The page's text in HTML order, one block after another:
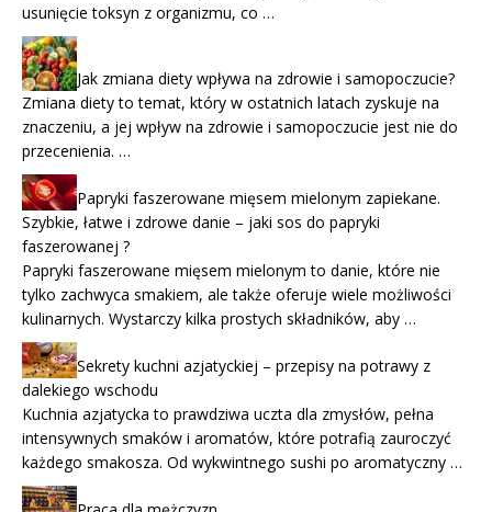
usunięcie toksyn z organizmu, co …
Jak zmiana diety wpływa na zdrowie i samopoczucie?
Zmiana diety to temat, który w ostatnich latach zyskuje na
znaczeniu, a jej wpływ na zdrowie i samopoczucie jest nie do
przecenienia. …
Papryki faszerowane mięsem mielonym zapiekane.
Szybkie, łatwe i zdrowe danie – jaki sos do papryki
faszerowanej ?
Papryki faszerowane mięsem mielonym to danie, które nie
tylko zachwyca smakiem, ale także oferuje wiele możliwości
kulinarnych. Wystarczy kilka prostych składników, aby …
Sekrety kuchni azjatyckiej – przepisy na potrawy z
dalekiego wschodu
Kuchnia azjatycka to prawdziwa uczta dla zmysłów, pełna
intensywnych smaków i aromatów, które potrafią zauroczyć
każdego smakosza. Od wykwintnego sushi po aromatyczny …